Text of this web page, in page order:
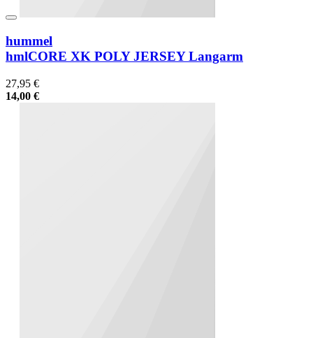
hummel
hmlCORE XK POLY JERSEY Langarm
27,95 €
14,00 €